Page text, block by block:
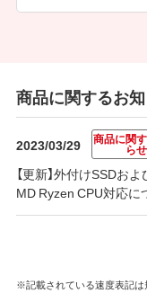
商品に関するお
2023/03/29 商品に関
らせ
【更新】外付けSSD
MD Ryzen CPU対応に
※記載されている速度表記は